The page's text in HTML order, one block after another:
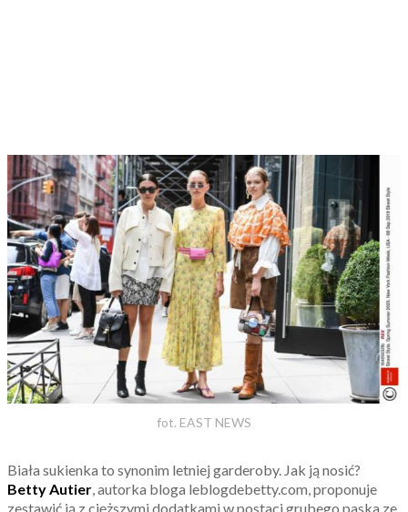
fot. EAST NEWS
Biała sukienka to synonim letniej garderoby. Jak ją nosić?
Betty Autier, autorka bloga leblogdebetty.com, proponuje
zestawić ją z cięższymi dodatkami w postaci grubego paska ze